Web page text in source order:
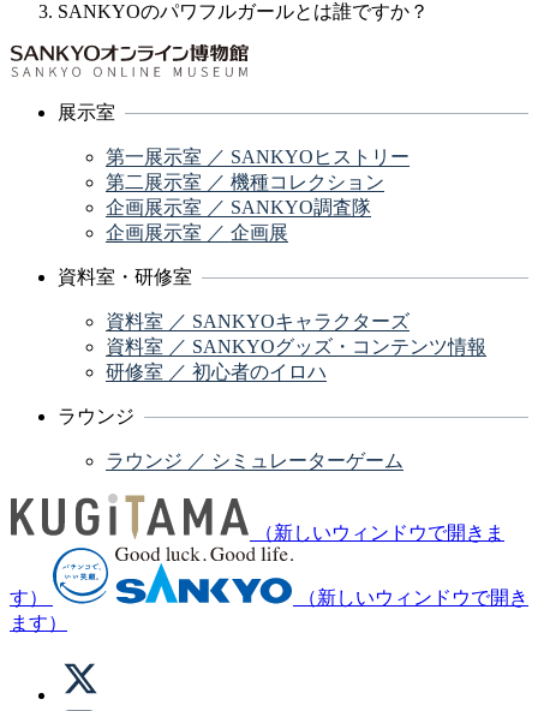
SANKYOのパワフルガールとは誰ですか？
展示室
第一展示室 ／ SANKYOヒストリー
第二展示室 ／ 機種コレクション
企画展示室 ／ SANKYO調査隊
企画展示室 ／ 企画展
資料室・研修室
資料室 ／ SANKYOキャラクターズ
資料室 ／ SANKYOグッズ・コンテンツ情報
研修室 ／ 初心者のイロハ
ラウンジ
ラウンジ ／ シミュレーターゲーム
（新しいウィンドウで開きま
す）
（新しいウィンドウで開き
ます）